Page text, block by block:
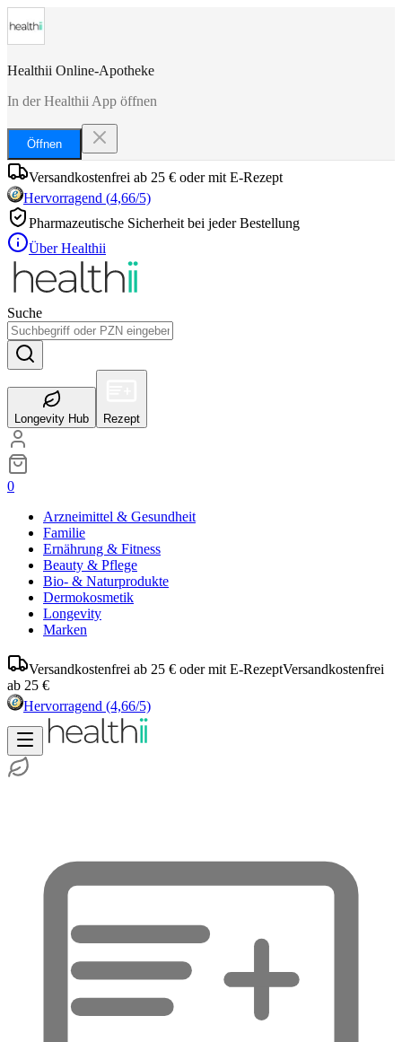
Healthii Online-Apotheke
In der Healthii App öffnen
Öffnen
Versandkostenfrei ab 25 € oder mit E-Rezept
Hervorragend (4,66/5)
Pharmazeutische Sicherheit bei jeder Bestellung
Über Healthii
Suche
Longevity Hub Rezept
0
Arzneimittel & Gesundheit
Familie
Ernährung & Fitness
Beauty & Pflege
Bio- & Naturprodukte
Dermokosmetik
Longevity
Marken
Versandkostenfrei ab 25 € oder mit E-RezeptVersandkostenfrei
ab 25 €
Hervorragend (4,66/5)